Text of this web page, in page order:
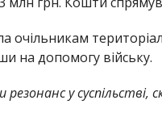
очільникам
на допомогу війську.
резонанс у